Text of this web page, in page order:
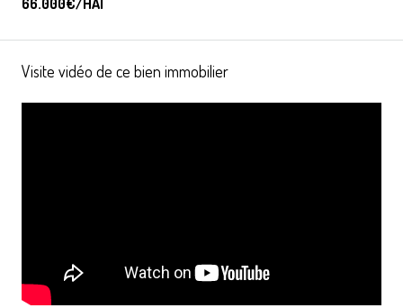
Visite vidéo de ce bien immobilier